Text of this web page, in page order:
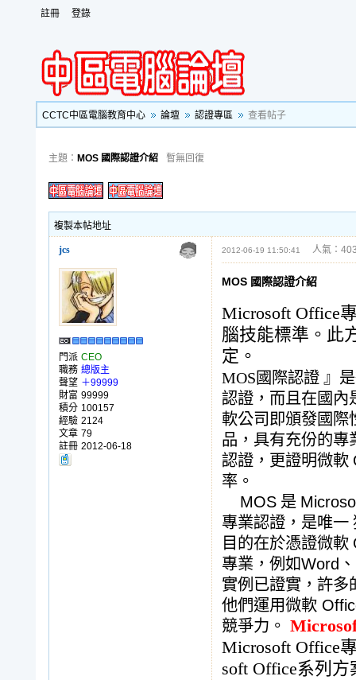
註冊 登錄
CCTC中區電腦教育中心 論壇 認證專區 查看帖子
主題： MOS 國際認證介紹 暫無回復
複製本帖地址
jcs 2012-06-19 11:50:41 人氣：
門派 CEO
職務 總版主
聲望 ＋99999
財富 99999
積分 100157
經驗 2124
文章 79
註冊 2012-06-18
MOS 國際認證介紹
Microsoft Office
腦技能標準。此
定。
MOS國際認證 』
認證，而且在國內
軟公司即頒發國際
品，具有充份的專
認證，更證明微軟
率。
MOS 是
專業認證，是唯一
目的在於憑證微軟
專業，例如Word
實例已證實，許多
他們運用微軟
競爭力。
Microsoft Office
soft Office系列方